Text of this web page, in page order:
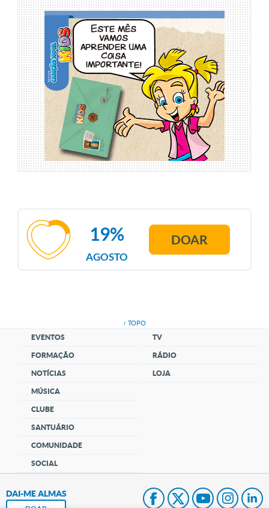
AGOSTO
19% DOAR
↑ TOPO
EVENTOS
FORMAÇÃO
NOTÍCIAS
MÚSICA
CLUBE
SANTUÁRIO
COMUNIDADE
SOCIAL
TV
RÁDIO
LOJA
DAI-ME ALMAS